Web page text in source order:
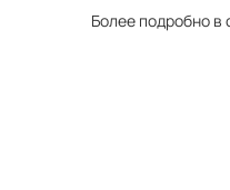
Более подробно в